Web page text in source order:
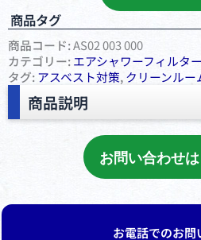
商品タグ
商品コード:AS02 003 000
カテゴリー:エアシャワーフィルター
タグ:アスベスト対策,クリーンルー
商品説明
お問い合わせ
お電話でのお問